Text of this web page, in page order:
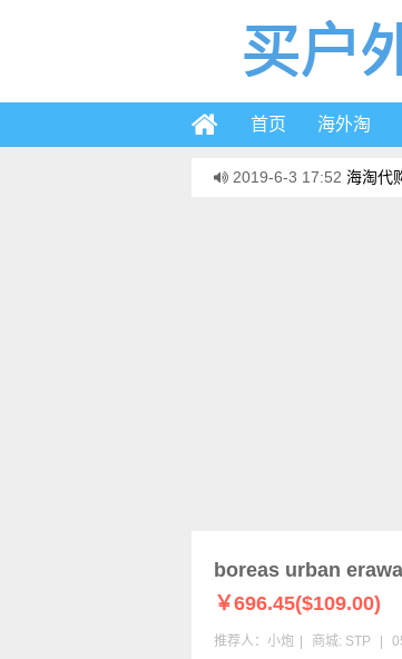
首页 海外淘
2019-6-3 17:52 海淘代
boreas urban
￥696.45($109.00)
推荐人：小炮 商城: STP